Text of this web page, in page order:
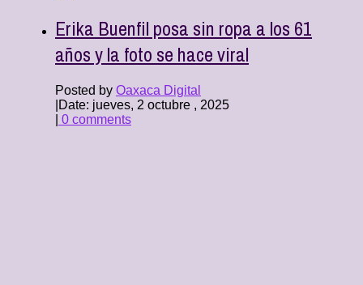
Erika Buenfil posa sin ropa a los 61
años y la foto se hace viral
Posted by Oaxaca Digital
Date: jueves, 2 octubre , 2025
0 comments